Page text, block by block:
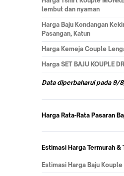
lembut dan nyaman
Harga Baju Kondangan
Pasangan, Katun
Harga Kemeja Couple
Harga SET BAJU KOUPLE
Data diperbaharui pada 9/
Harga Rata-Rata Pasaran
Estimasi Harga Termurah
Estimasi Harga Baju